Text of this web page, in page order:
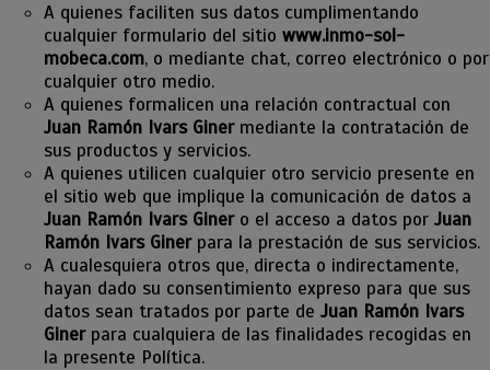
A quienes faciliten sus datos cumplimentando
cualquier formulario del sitio www.inmo-sol-
mobeca.com, o mediante chat, correo electrónico o por
cualquier otro medio.
A quienes formalicen una relación contractual con
Juan Ramón Ivars Ginermediante la contratación de
sus productos y servicios.
A quienes utilicen cualquier otro servicio presente en
el sitio web que implique la comunicación de datos a
Juan Ramón Ivars Ginero el acceso a datos por Juan
Ramón Ivars Ginerpara la prestación de sus servicios.
A cualesquiera otros que, directa o indirectamente,
hayan dado su consentimiento expreso para que sus
datos sean tratados por parte de Juan Ramón Ivars
Ginerpara cualquiera de las finalidades recogidas en
la presente Política.